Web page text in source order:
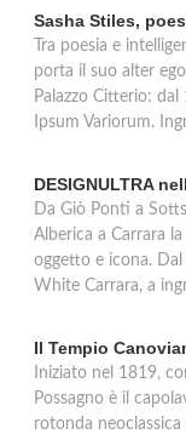
Sasha Stiles,
Tra poesia e
porta il suo alter
Palazzo Citterio:
Ipsum Variorum.
DESIGNULTRA
Da Giò Ponti a
Alberica a Carrara
oggetto e icona.
White Carrara, a
Il Tempio
Iniziato nel 1819,
Possagno è il
rotonda